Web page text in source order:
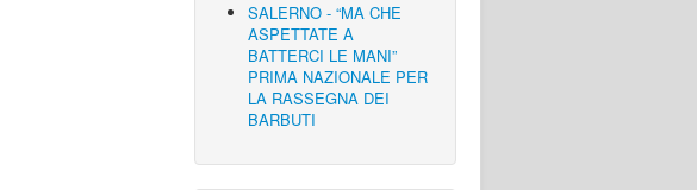
SALERNO - “MA CHE
ASPETTATE A
BATTERCI LE MANI”
PRIMA NAZIONALE PER
LA RASSEGNA DEI
BARBUTI